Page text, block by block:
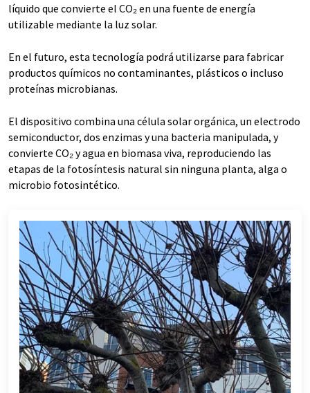
líquido que convierte el CO₂ en una fuente de energía
utilizable mediante la luz solar.
En el futuro, esta tecnología podrá utilizarse para fabricar
productos químicos no contaminantes, plásticos o incluso
proteínas microbianas.
El dispositivo combina una célula solar orgánica, un electrodo
semiconductor, dos enzimas y una bacteria manipulada, y
convierte CO₂ y agua en biomasa viva, reproduciendo las
etapas de la fotosíntesis natural sin ninguna planta, alga o
microbio fotosintético.